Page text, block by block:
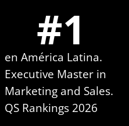
en América Latina.
Executive Master in
Marketing and Sales.
QS Rankings 2026
#1